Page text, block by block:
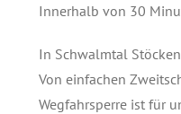
Innerhalb von 30
In Schwalmtal
Von einfachen
Wegfahrsperre ist für